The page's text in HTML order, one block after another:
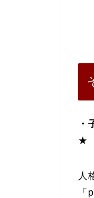
・
★
人